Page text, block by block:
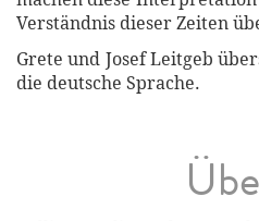
Verständnis dieser Zeiten
Grete und Josef Leitgeb
die deutsche Sprache.